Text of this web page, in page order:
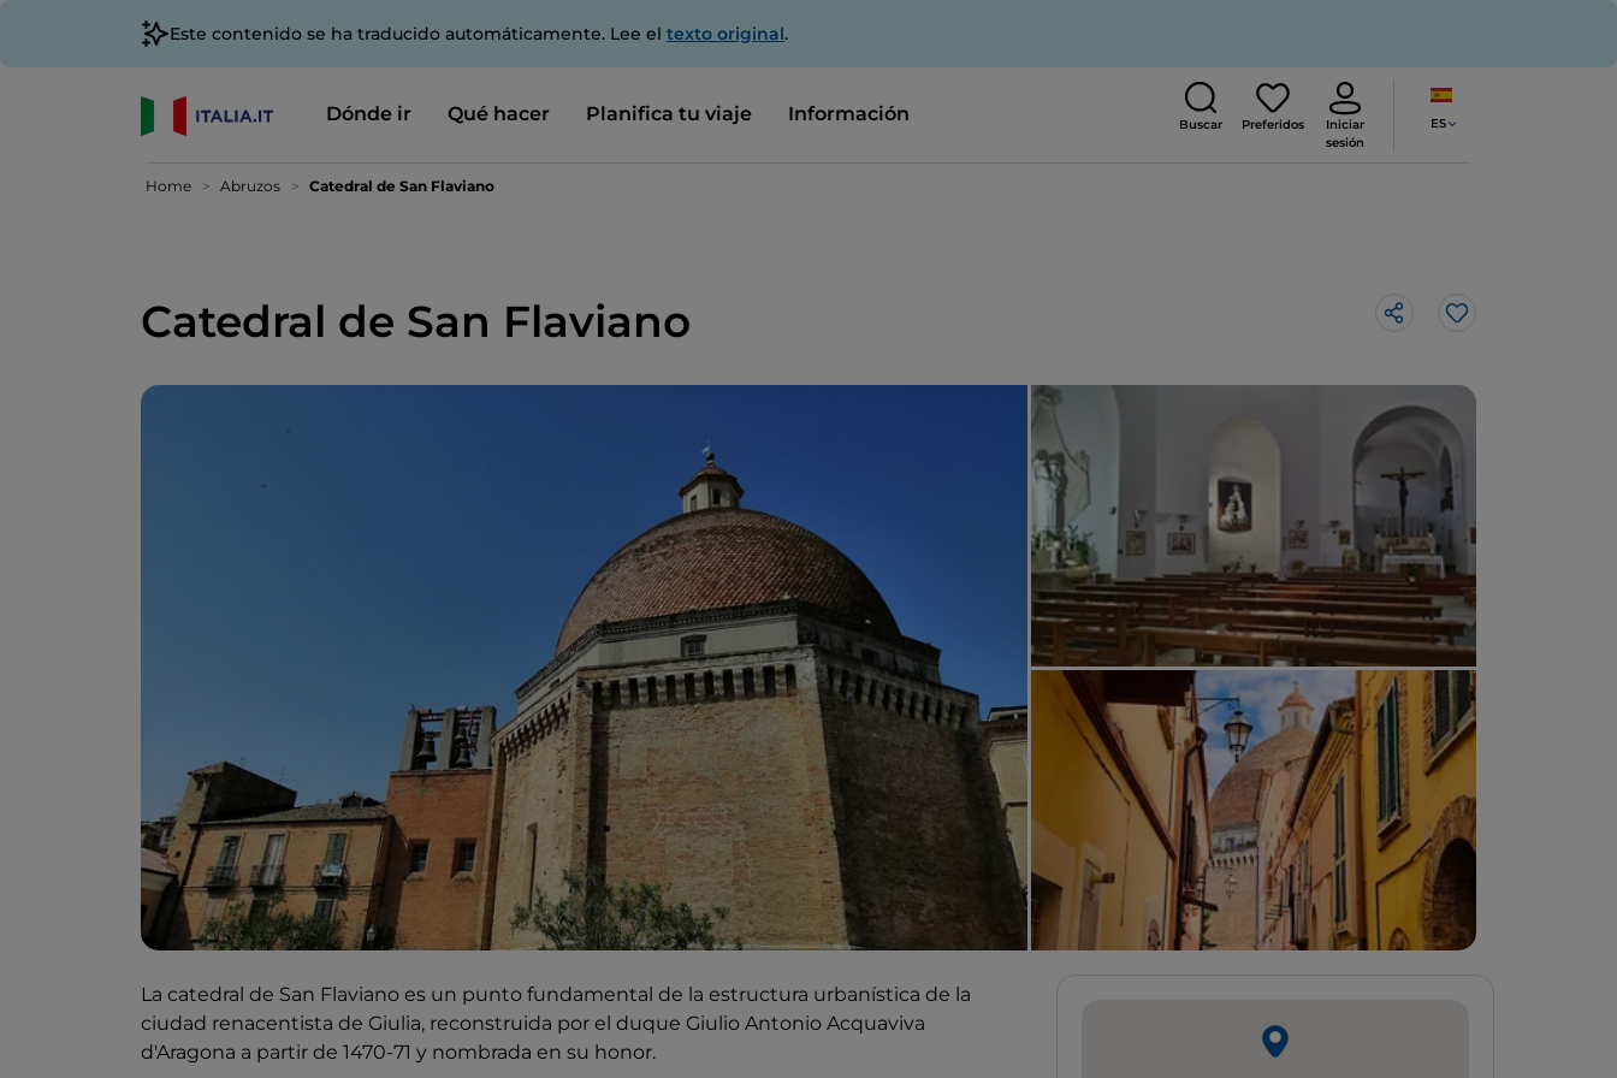
Este contenido se ha traducido automáticamente. Lee el texto original.
Dónde ir Qué hacer Planifica tu viaje Información Buscar Preferidos
Iniciar
sesión
ES
Home Abruzos Catedral de San Flaviano
Catedral de San Flaviano Me gusta
La catedral de San Flaviano es un punto fundamental de la estructura urbanística de la
ciudad renacentista de Giulia, reconstruida por el duque Giulio Antonio Acquaviva
d'Aragona a partir de 1470-71 y nombrada en su honor.